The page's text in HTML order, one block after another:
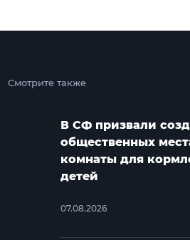
Смотрите также
В СФ призвали
общественных
комнаты для
детей
07.08.2026